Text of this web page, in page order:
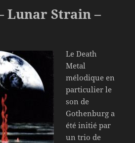
Lunar Strain –
Le Death
Metal
mélodique en
particulier le
son de
Gothenburg a
été initié par
un trio de